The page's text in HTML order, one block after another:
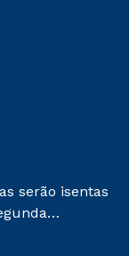
serão isentas